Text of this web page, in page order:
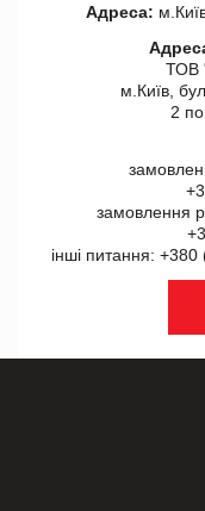
Адреса:
ТОВ
м.Київ,
2
замовлення
інші питання: